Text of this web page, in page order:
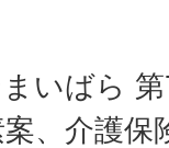
いばら
、介護保